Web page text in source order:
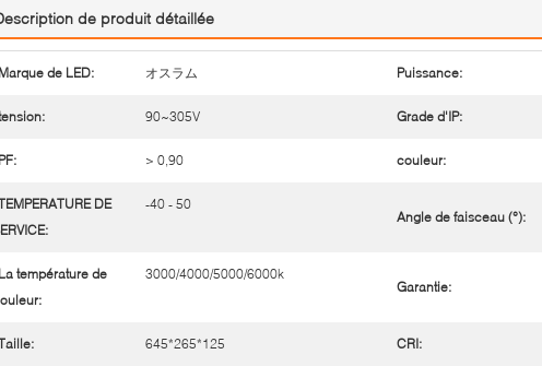
de produit détaillée
de LED: オスラム Puissance:
90~305V Grade d'IP:
> 0,90 couleur:
DE
-40 - 50
Angle de faisceau (°):
température de
3000/4000/5000/6000k
Garantie:
645*265*125 CRI: